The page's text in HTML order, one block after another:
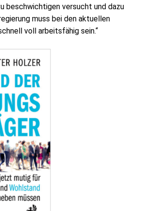
beschwichtigen versucht und dazu
muss bei den aktuellen
voll arbeitsfähig sein.“